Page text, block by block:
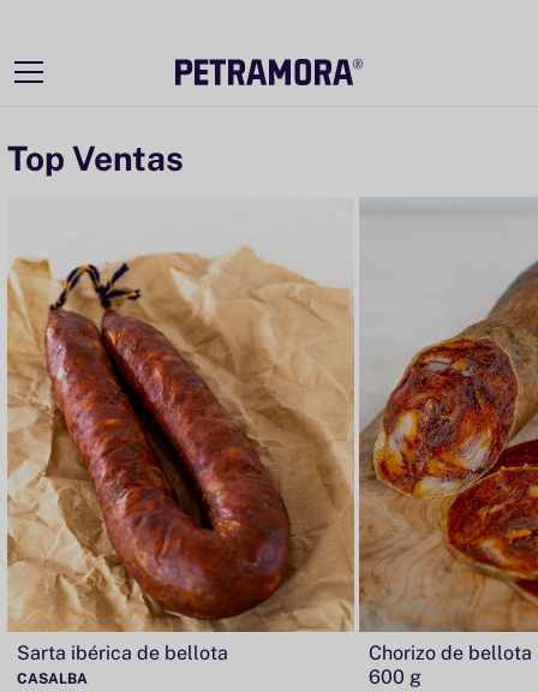
Top Ventas
Sarta ibérica de bellota
CASALBA
Chorizo de
600 g